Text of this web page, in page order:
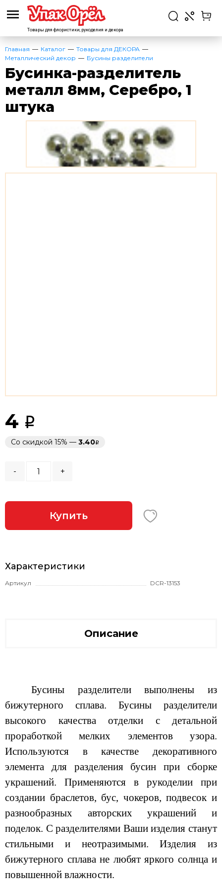
Товары для флористики, рукоделия и декора
Главная Каталог
Товары для ДЕКОРА
Металлический декор
Бусины разделители
Бусинка-разделитель
металл 8мм, Серебро, 1
штука
4
Со скидкой 15% — 3.40
- +
Купить
Характеристики
Артикул DCR-13153
Описание
Бусины разделители выполнены из
бижутерного сплава. Бусины разделители
высокого качества отделки с детальной
проработкой мелких элементов узора.
Используются в качестве декоративного
элемента для разделения бусин при сборке
украшений. Применяются в рукоделии при
создании браслетов, бус, чокеров, подвесок и
разнообразных авторских украшений и
поделок. С разделителями Ваши изделия станут
стильными и неотразимыми. Изделия из
бижутерного сплава не любят яркого солнца и
повышенной влажности.